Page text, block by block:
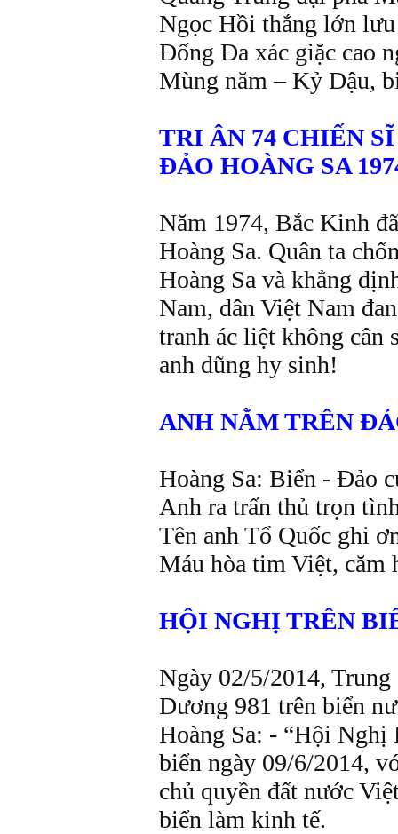
Ngọc Hồi thắng lớn
Đống Đa xác giặc cao
Mùng năm – Kỷ Dậu,
TRI ÂN 74 CHIẾN
ĐẢO HOÀNG SA
Năm 1974, Bắc Kinh
Hoàng Sa. Quân ta
Hoàng Sa và khẳng
Nam, dân Việt Nam
tranh ác liệt không cân
anh dũng hy sinh!
ANH NẰM TRÊN
Hoàng Sa: Biển - Đảo
Anh ra trấn thủ trọn
Tên anh Tổ Quốc ghi
Máu hòa tim Việt, căm
HỘI NGHỊ TRÊN
Ngày 02/5/2014,
Dương 981 trên biển
Hoàng Sa: - “Hội Nghị
biển ngày 09/6/2014,
chủ quyền đất nước
biển làm kinh tế.